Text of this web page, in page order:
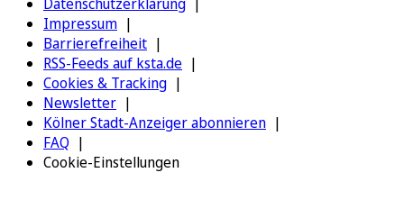
Impressum
Barrierefreiheit
RSS-Feeds auf ksta.de
Cookies & Tracking
Newsletter
Kölner Stadt-Anzeiger abonnieren
FAQ
Cookie-Einstellungen